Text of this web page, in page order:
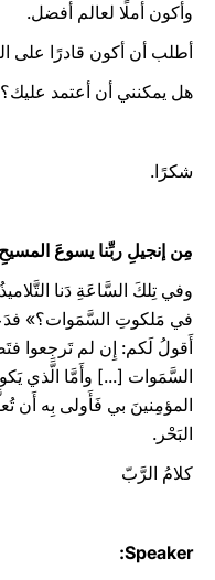
وأكون أملًا لعالم أفضل.
أطلب أن أكون قادرًا على
هل يمكنني أن أعتمد
شكرًا.
مِن إنجيلِ ربِّنا يسوعَ المسيحِ
وفي تِلكَ السَّاعَةِ دَنا
في مَلكوتِ السَّمَوات؟»
أَقولُ لَكم: إِن لم تَرجِعوا
السَّمَوات [...] وأَمَّا الَّذي
المؤمِنينَ بي فَأَولى بِه
البَحْر.
كلامُ الرَّبّ
Speaker: